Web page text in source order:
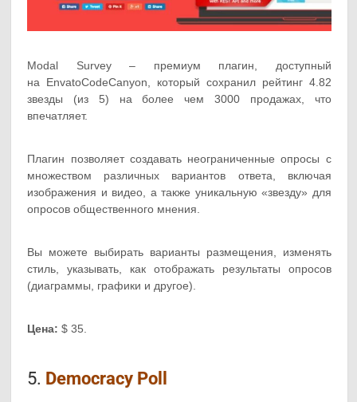
Modal Survey – премиум плагин, доступный
на EnvatoCodeCanyon, который сохранил рейтинг 4.82
звезды (из 5) на более чем 3000 продажах, что
впечатляет.
Плагин позволяет создавать неограниченные опросы с
множеством различных вариантов ответа, включая
изображения и видео, а также уникальную «звезду» для
опросов общественного мнения.
Вы можете выбирать варианты размещения, изменять
стиль, указывать, как отображать результаты опросов
(диаграммы, графики и другое).
Цена: $ 35.
5. Democracy Poll